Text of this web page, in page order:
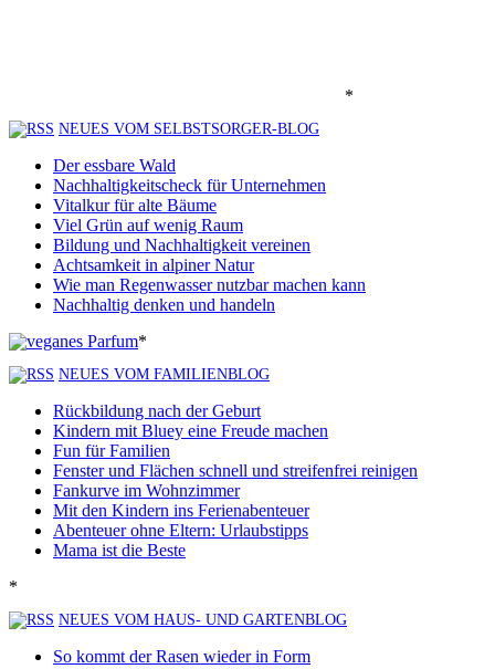
*
NEUES VOM SELBSTSORGER-BLOG
Der essbare Wald
Nachhaltigkeitscheck für Unternehmen
Vitalkur für alte Bäume
Viel Grün auf wenig Raum
Bildung und Nachhaltigkeit vereinen
Achtsamkeit in alpiner Natur
Wie man Regenwasser nutzbar machen kann
Nachhaltig denken und handeln
*
NEUES VOM FAMILIENBLOG
Rückbildung nach der Geburt
Kindern mit Bluey eine Freude machen
Fun für Familien
Fenster und Flächen schnell und streifenfrei reinigen
Fankurve im Wohnzimmer
Mit den Kindern ins Ferienabenteuer
Abenteuer ohne Eltern: Urlaubstipps
Mama ist die Beste
*
NEUES VOM HAUS- UND GARTENBLOG
So kommt der Rasen wieder in Form